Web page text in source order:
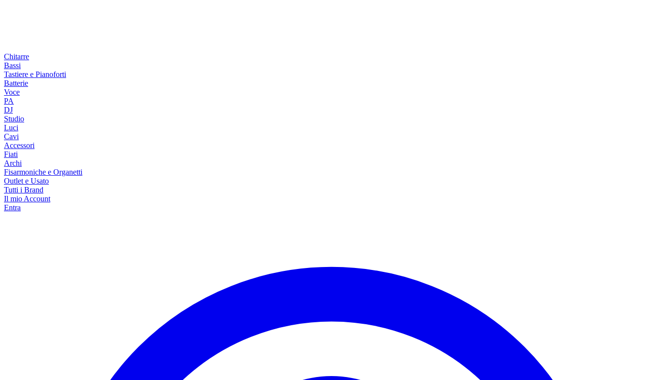
Chitarre
Bassi
Tastiere e Pianoforti
Batterie
Voce
PA
DJ
Studio
Luci
Cavi
Accessori
Fiati
Archi
Fisarmoniche e Organetti
Outlet e Usato
Tutti i Brand
Il mio Account
Entra